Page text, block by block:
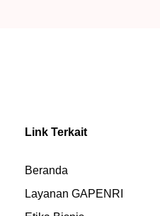
Link Terkait
Beranda
Layanan GAPENRI